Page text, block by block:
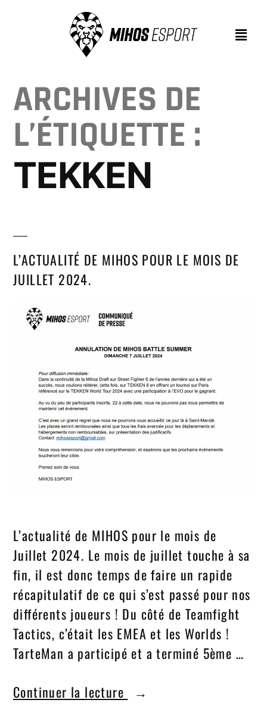
ARCHIVES DE
L’ÉTIQUETTE :
TEKKEN
L’ACTUALITÉ DE MIHOS POUR LE MOIS DE
JUILLET 2024.
L’actualité de MIHOS pour le mois de
Juillet 2024. Le mois de juillet touche à sa
fin, il est donc temps de faire un rapide
récapitulatif de ce qui s’est passé pour nos
différents joueurs ! Du côté de Teamfight
Tactics, c’était les EMEA et les Worlds !
TarteMan a participé et a terminé 5ème …
Continuer la lecture